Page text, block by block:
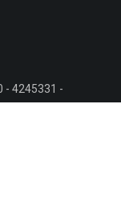
- 4245331 -